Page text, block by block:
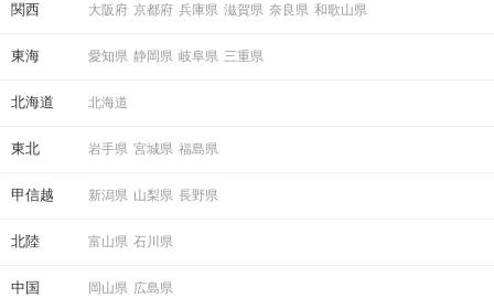
関西 大阪府 京都府 兵庫県 滋賀県 奈良県 和歌山県
東海 愛知県 静岡県 岐阜県 三重県
北海道 北海道
東北 岩手県 宮城県 福島県
甲信越 新潟県 山梨県 長野県
北陸 富山県 石川県
中国 岡山県 広島県